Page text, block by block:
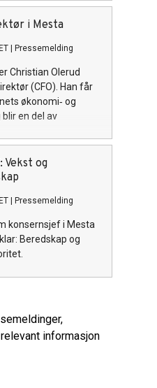
2025 var på 179
driftsmarginen på 2,9
i Mesta
Pressemelding
Christian Olerud
(CFO). Han får
økonomi‑ og
en del av
Vekst og
Pressemelding
konsernsjef i Mesta
Beredskap og
informasjon